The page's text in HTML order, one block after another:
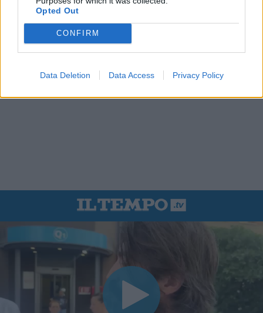
Opted Out
CONFIRM
Data Deletion Data Access Privacy Policy